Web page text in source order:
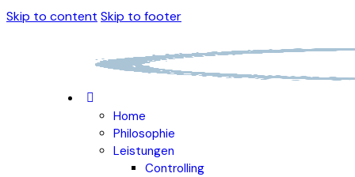
Skip to content Skip to footer
Home
Philosophie
Leistungen
Controlling